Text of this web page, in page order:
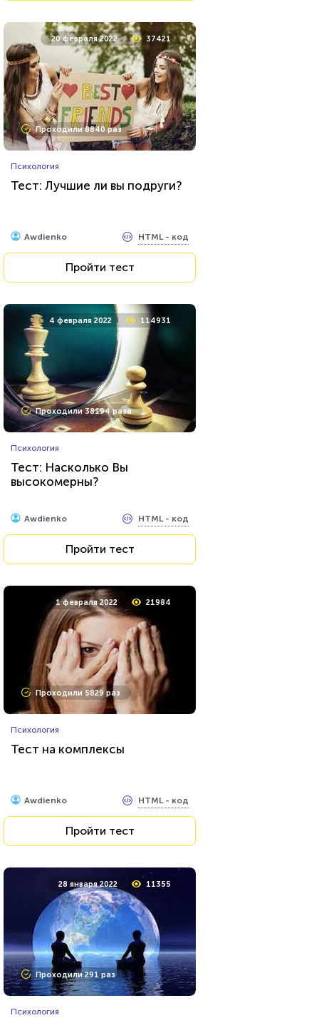
20 февраля 2022 37421
Проходили 8840 раз
Психология
Тест: Лучшие ли вы подруги?
Awdienko HTML - код
Пройти тест
4 февраля 2022 114931
Проходили 38194 раза
Психология
Тест: Насколько Вы
высокомерны?
Awdienko HTML - код
Пройти тест
1 февраля 2022 21984
Проходили 5829 раз
Психология
Тест на комплексы
Awdienko HTML - код
Пройти тест
28 января 2022 11355
Проходили 291 раз
Психология